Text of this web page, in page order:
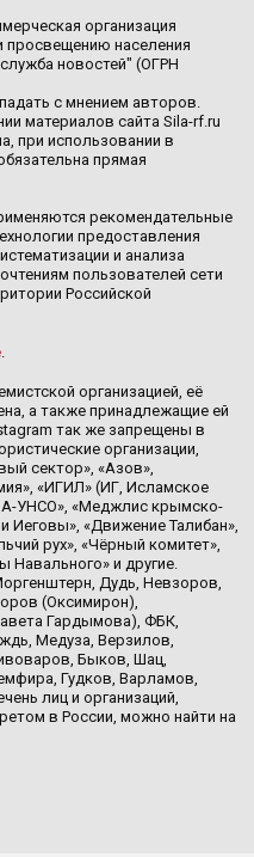
организация
населения
новостей" (ОГРН
с мнением авторов.
материалов сайта Sila-rf.ru
при использовании в
прямая
рекомендательные
предоставления
и анализа
пользователей сети
Российской
.
организацией, её
а также принадлежащие ей
так же запрещены в
организации,
сектор», «Азов»,
«ИГИЛ» (ИГ, Исламское
УНСО», «Меджлис крымско-
Иеговы», «Движение Талибан»,
рух», «Чёрный комитет»,
Навального» и другие.
Дудь, Невзоров,
(Оксимирон),
Гардымова), ФБК,
Медуза, Верзилов,
Быков, Шац,
Гудков, Варламов,
лиц и организаций,
в России, можно найти на